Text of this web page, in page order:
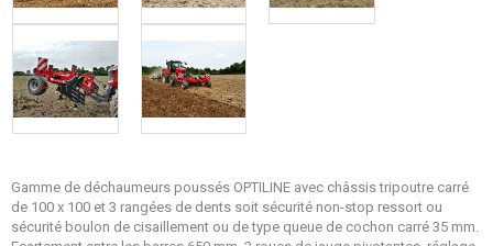
Gamme de déchaumeurs poussés OPTILINE avec châssis tripoutre carré
de 100 x 100 et 3 rangées de dents soit sécurité non-stop ressort ou
sécurité boulon de cisaillement ou de type queue de cochon carré 35 mm.